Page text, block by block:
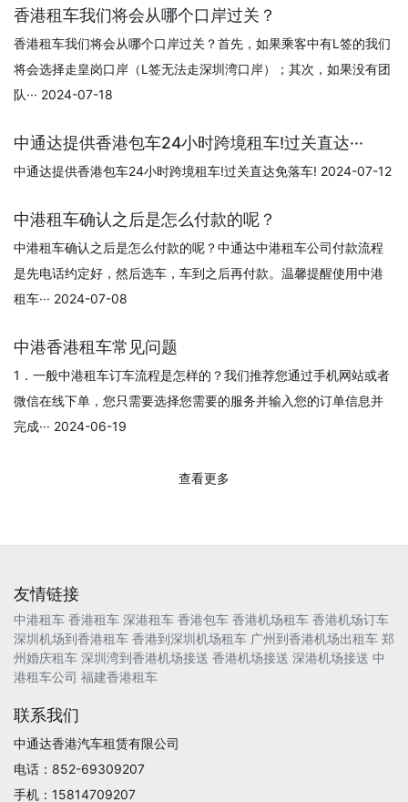
香港租车我们将会从哪个口岸过关？
香港租车我们将会从哪个口岸过关？首先，如果乘客中有L签的我们
将会选择走皇岗口岸（L签无法走深圳湾口岸）；其次，如果没有团
队··· 2024-07-18
中通达提供香港包车24小时跨境租车!过关直达···
中通达提供香港包车24小时跨境租车!过关直达免落车! 2024-07-12
中港租车确认之后是怎么付款的呢？
中港租车确认之后是怎么付款的呢？中通达中港租车公司付款流程
是先电话约定好，然后选车，车到之后再付款。温馨提醒使用中港
租车··· 2024-07-08
中港香港租车常见问题
1．一般中港租车订车流程是怎样的？我们推荐您通过手机网站或者
微信在线下单，您只需要选择您需要的服务并输入您的订单信息并
完成··· 2024-06-19
查看更多
友情链接
中港租车 香港租车 深港租车 香港包车 香港机场租车 香港机场订车
深圳机场到香港租车 香港到深圳机场租车 广州到香港机场出租车 郑
州婚庆租车 深圳湾到香港机场接送 香港机场接送 深港机场接送 中
港租车公司 福建香港租车
联系我们
中通达香港汽车租赁有限公司
电话：852-69309207
手机：15814709207